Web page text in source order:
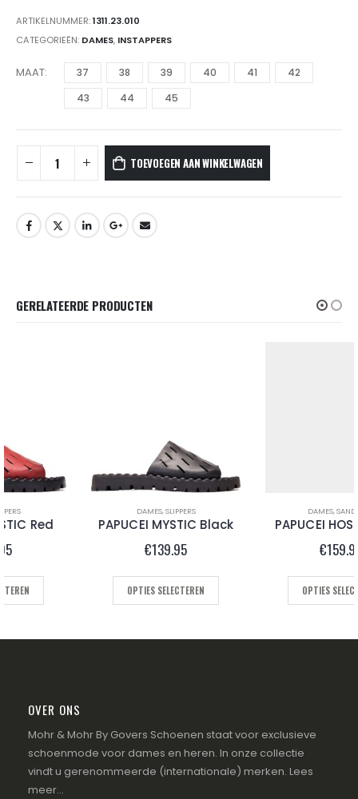
ARTIKELNUMMER:1311.23.010
CATEGORIEËN: DAMES, INSTAPPERS
MAAT 37 38 39 40 41
42
43
44 45
TOEVOEGEN AAN WINKELWAGEN
GERELATEERDE PRODUCTEN
PAPUCEI MYSTIC Black
OPTIES SELECTEREN
PAPUCEI HOSNA Black
OPTIES SELECTEREN
OVER ONS
Mohr & Mohr By Govers Schoenen staat voor exclusieve
schoenmode voor dames en heren. In onze collectie
vindt u gerenommeerde (internationale) merken. Lees
meer...